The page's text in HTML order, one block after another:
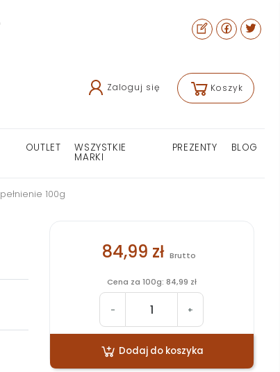
Zaloguj się Koszyk
OUTLET WSZYSTKIE
MARKI
PREZENTY BLOG
100g
84,99 zł Brutto
Cena za 100g: 84,99 zł
- +
Dodaj do koszyka